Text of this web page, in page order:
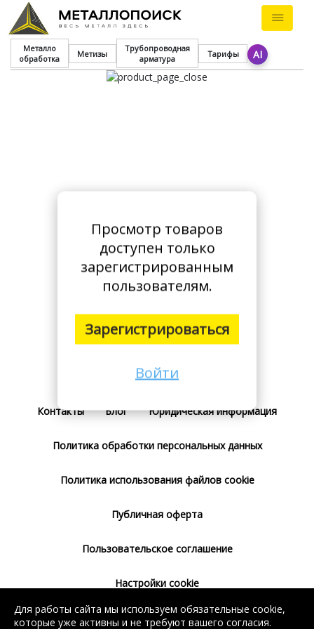
Металло
обработка
Метизы
Трубопроводная
арматура
Тарифы AI
Просмотр товаров
доступен только
зарегистрированным
пользователям.
Зарегистрироваться
Войти
Тарифы
Контакты Блог Юридическая информация
Политика обработки персональных данных
Политика использования файлов cookie
Публичная оферта
Пользовательское соглашение
Настройки cookie
Согласие на использование сервиса
Для работы сайта мы используем обязательные cookie,
которые уже активны и не требуют вашего согласия.